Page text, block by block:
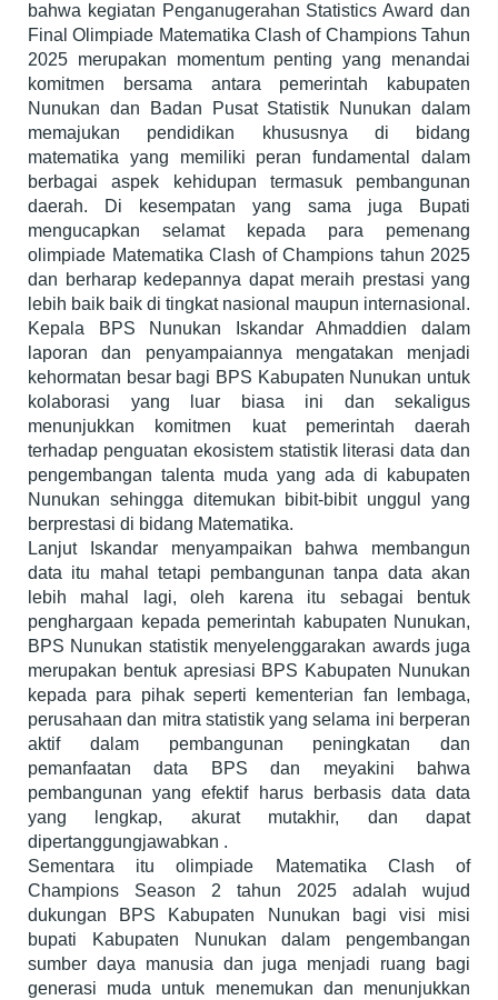
bahwa kegiatan Penganugerahan Statistics Award dan
Final Olimpiade Matematika Clash of Champions Tahun
2025 merupakan momentum penting yang menandai
komitmen bersama antara pemerintah kabupaten
Nunukan dan Badan Pusat Statistik Nunukan dalam
memajukan pendidikan khususnya di bidang
matematika yang memiliki peran fundamental dalam
berbagai aspek kehidupan termasuk pembangunan
daerah. Di kesempatan yang sama juga Bupati
mengucapkan selamat kepada para pemenang
olimpiade Matematika Clash of Champions tahun 2025
dan berharap kedepannya dapat meraih prestasi yang
lebih baik baik di tingkat nasional maupun internasional.
Kepala BPS Nunukan Iskandar Ahmaddien dalam
laporan dan penyampaiannya mengatakan menjadi
kehormatan besar bagi BPS Kabupaten Nunukan untuk
kolaborasi yang luar biasa ini dan sekaligus
menunjukkan komitmen kuat pemerintah daerah
terhadap penguatan ekosistem statistik literasi data dan
pengembangan talenta muda yang ada di kabupaten
Nunukan sehingga ditemukan bibit-bibit unggul yang
berprestasi di bidang Matematika.
Lanjut Iskandar menyampaikan bahwa membangun
data itu mahal tetapi pembangunan tanpa data akan
lebih mahal lagi, oleh karena itu sebagai bentuk
penghargaan kepada pemerintah kabupaten Nunukan,
BPS Nunukan statistik menyelenggarakan awards juga
merupakan bentuk apresiasi BPS Kabupaten Nunukan
kepada para pihak seperti kementerian fan lembaga,
perusahaan dan mitra statistik yang selama ini berperan
aktif dalam pembangunan peningkatan dan
pemanfaatan data BPS dan meyakini bahwa
pembangunan yang efektif harus berbasis data data
yang lengkap, akurat mutakhir, dan dapat
dipertanggungjawabkan .
Sementara itu olimpiade Matematika Clash of
Champions Season 2 tahun 2025 adalah wujud
dukungan BPS Kabupaten Nunukan bagi visi misi
bupati Kabupaten Nunukan dalam pengembangan
sumber daya manusia dan juga menjadi ruang bagi
generasi muda untuk menemukan dan menunjukkan